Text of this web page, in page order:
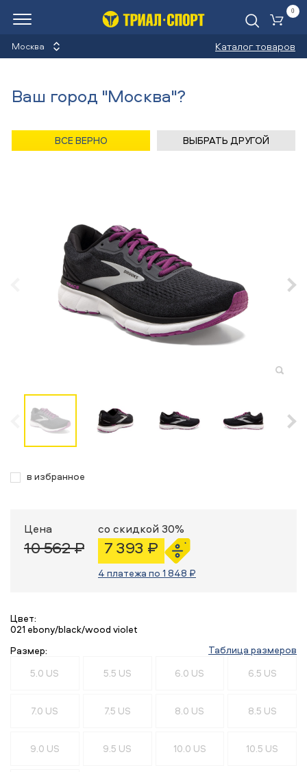
Москва Каталог товаров
0
Кроссовки Brooks TRACE
в избранное
Цена
10 562 ₽
со скидкой 30%
7 393 ₽
4 платежа по 1 848 ₽
Цвет:
021 ebony/black/wood violet
Размер:
Таблица размеров
5.0 US
5.5 US 6.0 US 6.5 US
7.0 US 7.5 US 8.0 US 8.5 US
9.0 US 9.5 US 10.0 US 10.5 US
Ваш город "Москва"?
ВСЕ ВЕРНО ВЫБРАТЬ ДРУГОЙ